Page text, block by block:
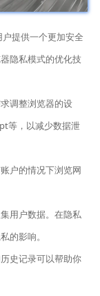
提供一个更加安全
隐私模式的优化技
调整浏览器的设
等，以减少数据泄
户的情况下浏览网
用户数据。在隐私
的影响。
史记录可以帮助你